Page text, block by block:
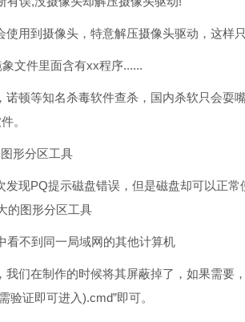
使用到摄像头，特意解压摄像头驱动，这样
文件里面含有xx程序......
诺顿等知名杀毒软件查杀，国内杀软只会耍
。
形分区工具
发现PQ提示磁盘错误，但是磁盘却可以正
的图形分区工具
看不到同一局域网的其他计算机
我们在制作的时候将其屏蔽掉了，如果需要
验证即可进入).cmd”即可。